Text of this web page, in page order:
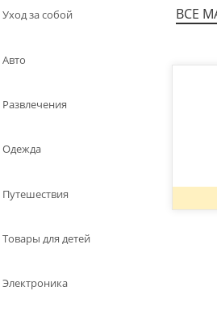
Уход за собой
Авто
Развлечения
Одежда
Путешествия
Товары для детей
Электроника
ВСЕ